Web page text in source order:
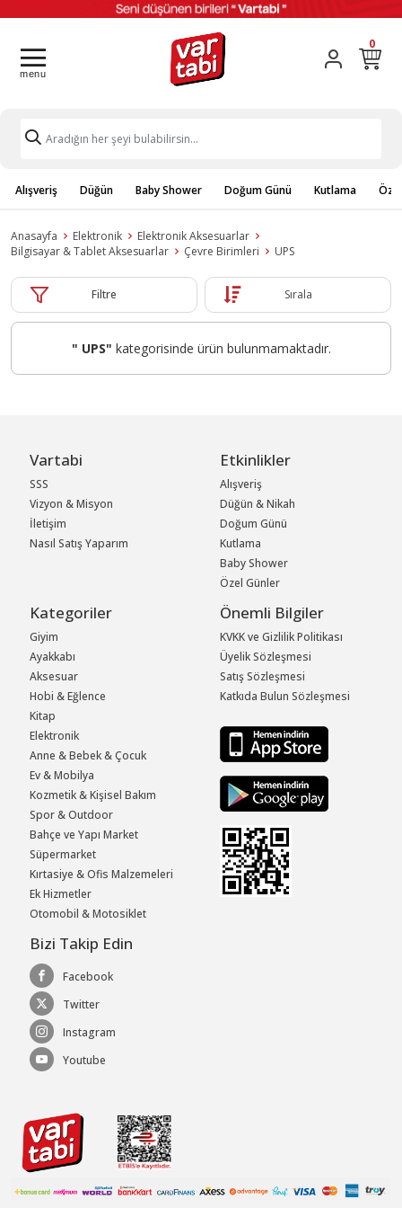
0
Alışveriş Düğün Baby Shower Doğum Günü Kutlama
Anasayfa Elektronik
Elektronik Aksesuarlar
Bilgisayar & Tablet Aksesuarlar
Çevre Birimleri UPS
Filtre Sırala
" UPS" kategorisinde ürün bulunmamaktadır.
Vartabi
SSS
Vizyon & Misyon
İletişim
Nasıl Satış Yaparım
Etkinlikler
Alışveriş
Düğün & Nikah
Doğum Günü
Kutlama
Baby Shower
Özel Günler
Kategoriler
Giyim
Ayakkabı
Aksesuar
Hobi & Eğlence
Kitap
Elektronik
Anne & Bebek & Çocuk
Ev & Mobilya
Kozmetik & Kişisel Bakım
Spor & Outdoor
Bahçe ve Yapı Market
Süpermarket
Kırtasiye & Ofis Malzemeleri
Ek Hizmetler
Otomobil & Motosiklet
Önemli Bilgiler
KVKK ve Gizlilik Politikası
Üyelik Sözleşmesi
Satış Sözleşmesi
Katkıda Bulun Sözleşmesi
Bizi Takip Edin
Facebook
Twitter
Instagram
Youtube